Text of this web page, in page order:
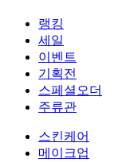
랭킹
세일
이벤트
기획전
스페셜오더
주류관
스킨케어
메이크업